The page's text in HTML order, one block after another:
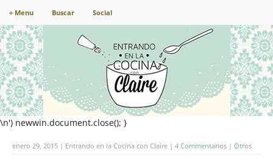
+ Menu Buscar Social
\n') newwin.document.close(); }
enero 29, 2015 | Entrando en la Cocina con Claire | 4 Commentarios | Otros